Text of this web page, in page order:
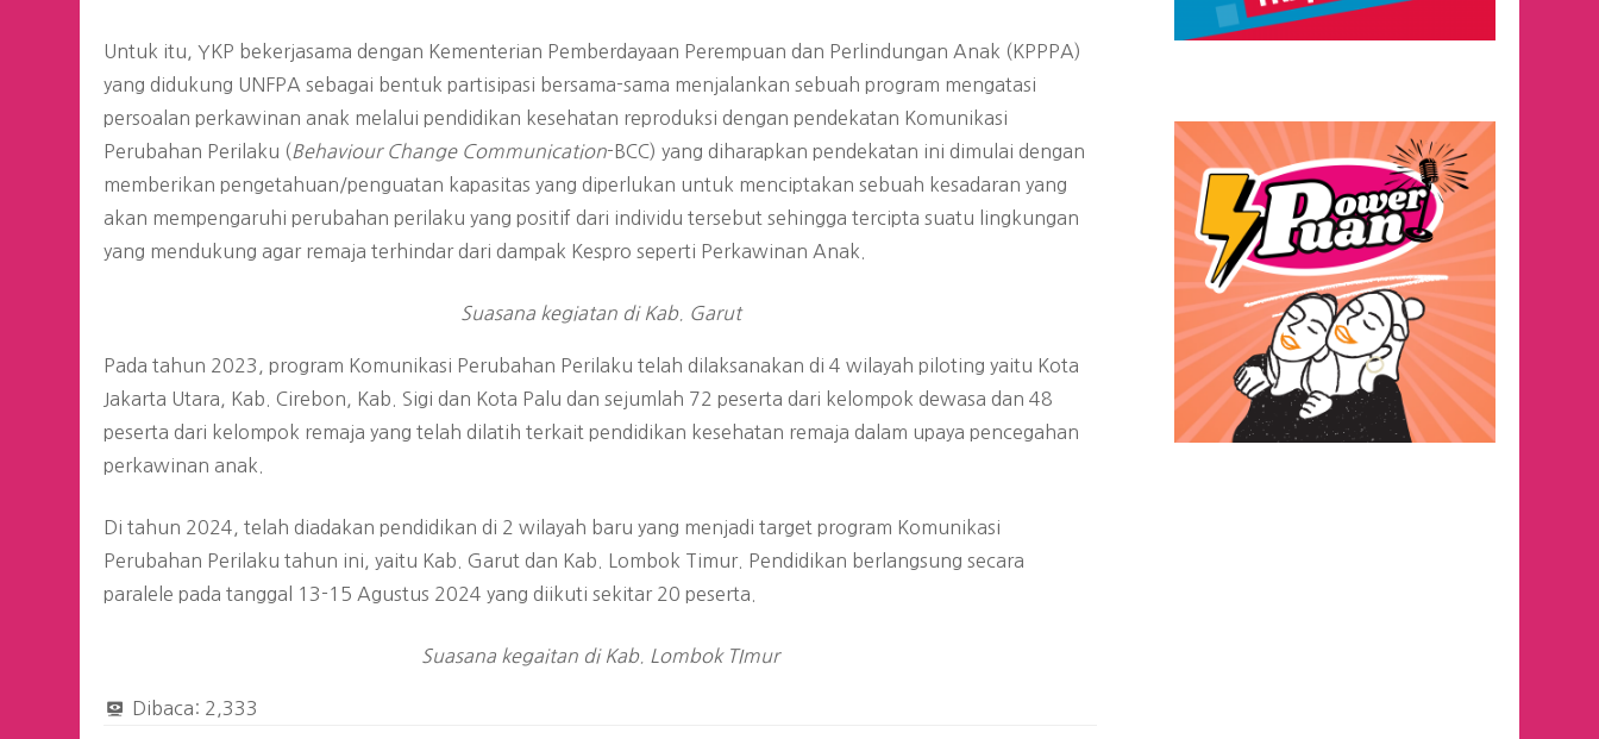
Untuk itu, YKP bekerjasama dengan Kementerian Pemberdayaan Perempuan dan Perlindungan Anak (KPPPA)
yang didukung UNFPA sebagai bentuk partisipasi bersama-sama menjalankan sebuah program mengatasi
persoalan perkawinan anak melalui pendidikan kesehatan reproduksi dengan pendekatan Komunikasi
Perubahan Perilaku (Behaviour Change Communication-BCC) yang diharapkan pendekatan ini dimulai dengan
memberikan pengetahuan/penguatan kapasitas yang diperlukan untuk menciptakan sebuah kesadaran yang
akan mempengaruhi perubahan perilaku yang positif dari individu tersebut sehingga tercipta suatu lingkungan
yang mendukung agar remaja terhindar dari dampak Kespro seperti Perkawinan Anak.
Suasana kegiatan di Kab. Garut
Pada tahun 2023, program Komunikasi Perubahan Perilaku telah dilaksanakan di 4 wilayah piloting yaitu Kota
Jakarta Utara, Kab. Cirebon, Kab. Sigi dan Kota Palu dan sejumlah 72 peserta dari kelompok dewasa dan 48
peserta dari kelompok remaja yang telah dilatih terkait pendidikan kesehatan remaja dalam upaya pencegahan
perkawinan anak.
Di tahun 2024, telah diadakan pendidikan di 2 wilayah baru yang menjadi target program Komunikasi
Perubahan Perilaku tahun ini, yaitu Kab. Garut dan Kab. Lombok Timur. Pendidikan berlangsung secara
paralele pada tanggal 13-15 Agustus 2024 yang diikuti sekitar 20 peserta.
Suasana kegaitan di Kab. Lombok TImur
Dibaca: 2,333